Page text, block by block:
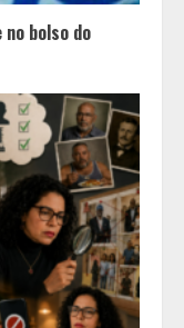
bolso do
feminicídio,
iluminou na cor